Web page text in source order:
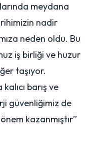
meydana
nadir
neden oldu. Bu
iş birliği ve huzur
taşıyor.
barış ve
güvenliğimiz de
kazanmıştır”